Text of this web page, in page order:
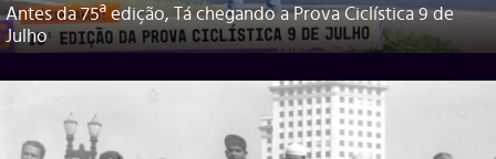
Antes da 75ª edição, Tá chegando a Prova Ciclística 9 de
Julho